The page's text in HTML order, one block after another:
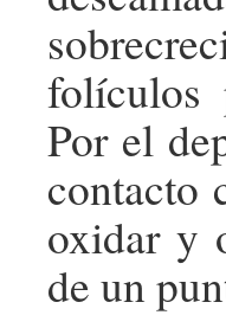
folículos
Por el
contacto
oxidar y
de un